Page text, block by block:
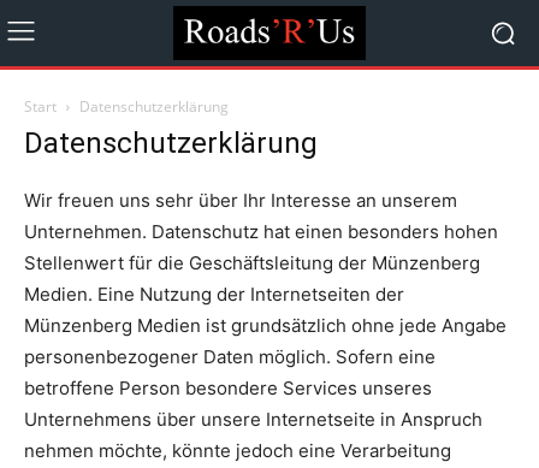
Start Datenschutzerklärung
Datenschutzerklärung
Wir freuen uns sehr über Ihr Interesse an unserem
Unternehmen. Datenschutz hat einen besonders hohen
Stellenwert für die Geschäftsleitung der Münzenberg
Medien. Eine Nutzung der Internetseiten der
Münzenberg Medien ist grundsätzlich ohne jede Angabe
personenbezogener Daten möglich. Sofern eine
betroffene Person besondere Services unseres
Unternehmens über unsere Internetseite in Anspruch
nehmen möchte, könnte jedoch eine Verarbeitung